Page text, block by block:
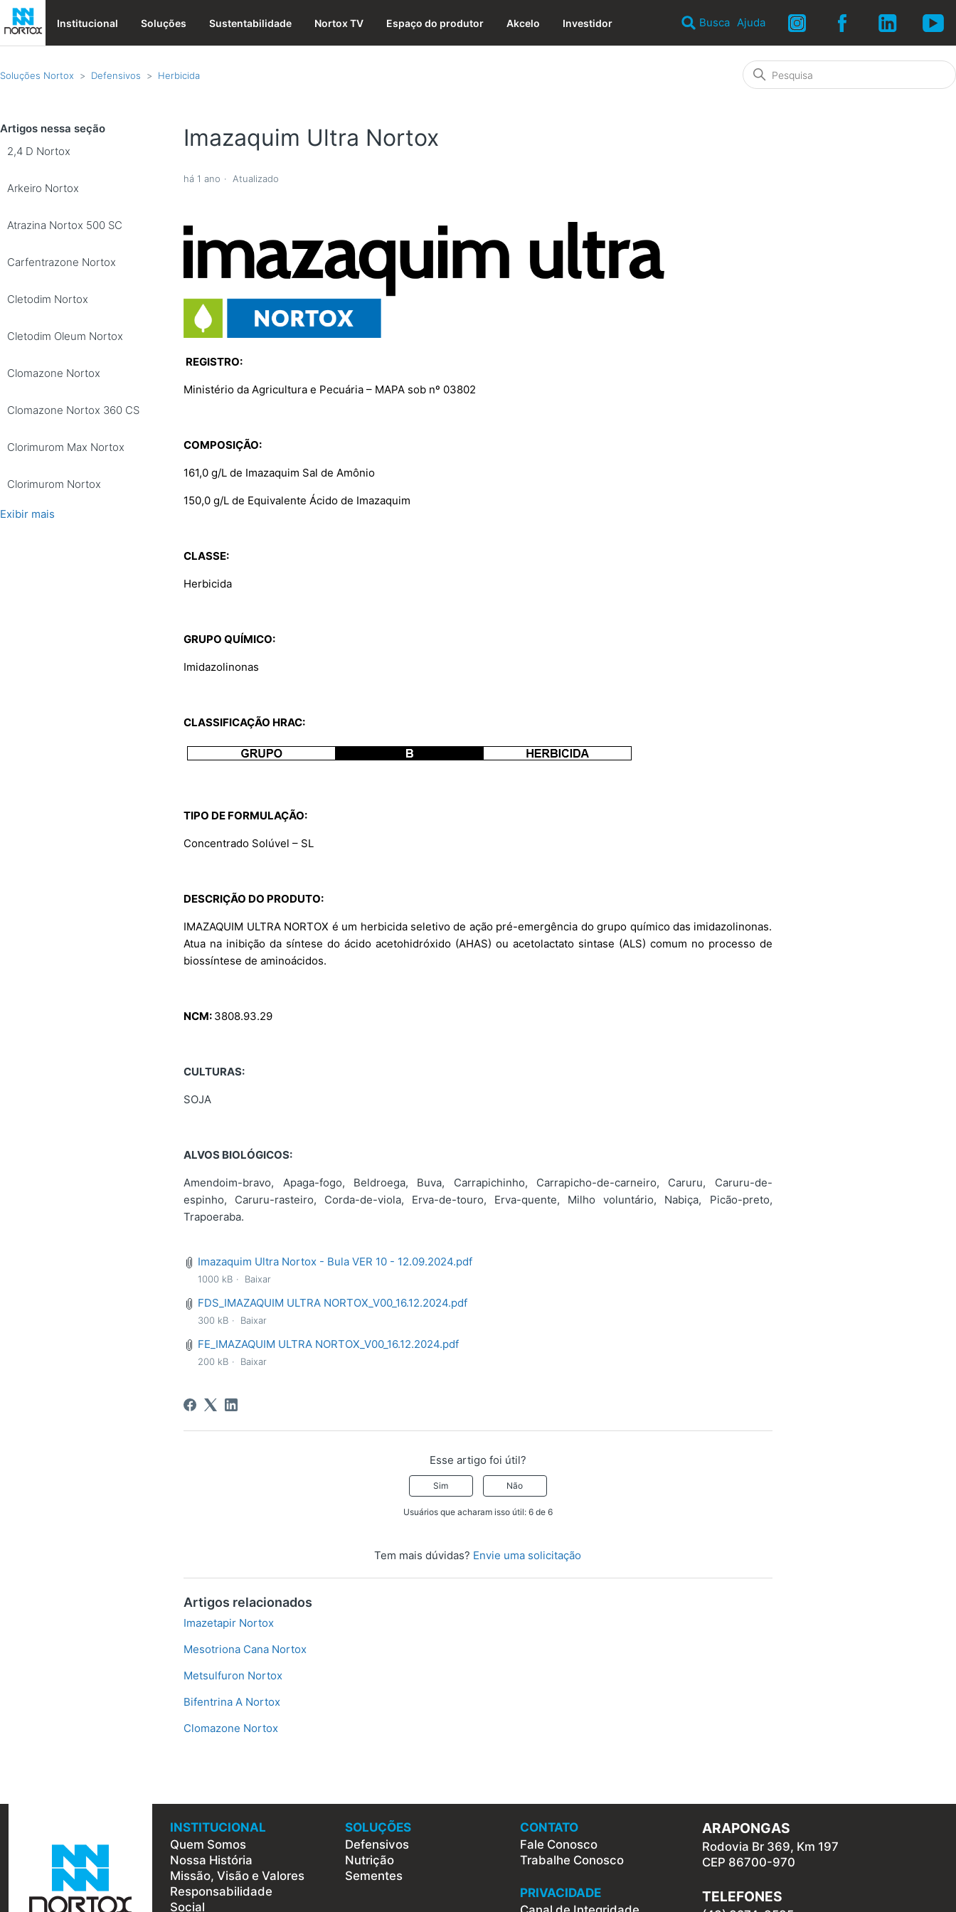
Institucional Soluções Sustentabilidade Nortox TV Espaço do produtor Akcelo Investidor Busca Ajuda
Soluções Nortox Defensivos Herbicida
Artigos nessa seção
2,4 D Nortox
Arkeiro Nortox
Atrazina Nortox 500 SC
Carfentrazone Nortox
Cletodim Nortox
Cletodim Oleum Nortox
Clomazone Nortox
Clomazone Nortox 360 CS
Clorimurom Max Nortox
Clorimurom Nortox
Exibir mais
Imazaquim Ultra Nortox
há 1 ano Atualizado
REGISTRO:
Ministério da Agricultura e Pecuária – MAPA sob nº 03802
COMPOSIÇÃO:
161,0 g/L de Imazaquim Sal de Amônio
150,0 g/L de Equivalente Ácido de Imazaquim
CLASSE:
Herbicida
GRUPO QUÍMICO:
Imidazolinonas
CLASSIFICAÇÃO HRAC:
TIPO DE FORMULAÇÃO:
Concentrado Solúvel – SL
DESCRIÇÃO DO PRODUTO:
IMAZAQUIM ULTRA NORTOX é um herbicida seletivo de ação pré-emergência do grupo químico das imidazolinonas.
Atua na inibição da síntese do ácido acetohidróxido (AHAS) ou acetolactato sintase (ALS) comum no processo de
biossíntese de aminoácidos.
NCM: 3808.93.29
CULTURAS:
SOJA
ALVOS BIOLÓGICOS:
Amendoim-bravo, Apaga-fogo, Beldroega, Buva, Carrapichinho, Carrapicho-de-carneiro, Caruru, Caruru-de-
espinho, Caruru-rasteiro, Corda-de-viola, Erva-de-touro, Erva-quente, Milho voluntário, Nabiça, Picão-preto,
Trapoeraba.
Imazaquim Ultra Nortox - Bula VER 10 - 12.09.2024.pdf
1000 kB Baixar
FDS_IMAZAQUIM ULTRA NORTOX_V00_16.12.2024.pdf
300 kB Baixar
FE_IMAZAQUIM ULTRA NORTOX_V00_16.12.2024.pdf
200 kB Baixar
Esse artigo foi útil?
Sim Não
Usuários que acharam isso útil: 6 de 6
Tem mais dúvidas? Envie uma solicitação
Artigos relacionados
Imazetapir Nortox
Mesotriona Cana Nortox
Metsulfuron Nortox
Bifentrina A Nortox
Clomazone Nortox
INSTITUCIONAL
Quem Somos
Nossa História
Missão, Visão e Valores
Responsabilidade
Social
SOLUÇÕES
Defensivos
Nutrição
Sementes
CONTATO
Fale Conosco
Trabalhe Conosco
PRIVACIDADE
ARAPONGAS
Rodovia Br 369, Km 197
CEP 86700-970
TELEFONES